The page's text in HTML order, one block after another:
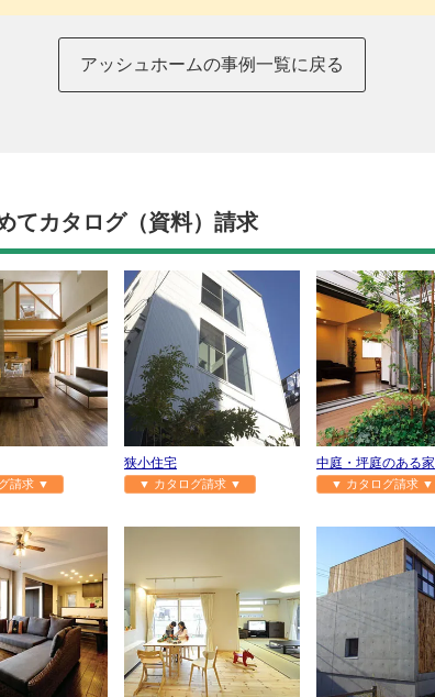
アッシュホームの事例一覧に戻る
てカタログ（資料）請求
請求 ▼
狭小住宅
▼ カタログ請求 ▼
中庭・坪庭のある家
▼ カタログ請求 ▼